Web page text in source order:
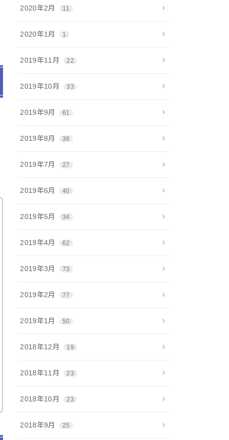
2020年2月 11
2020年1月 1
2019年11月 22
2019年10月 33
2019年9月 61
2019年8月 38
2019年7月 27
2019年6月 40
2019年5月 34
2019年4月 62
2019年3月 73
2019年2月 77
2019年1月 50
2018年12月 19
2018年11月 23
2018年10月 23
2018年9月 25